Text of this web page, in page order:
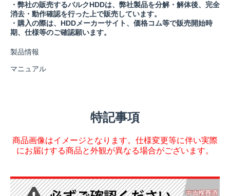
・弊社の販売するバルクHDDは、弊社製品を分解・解体後、完全
消去・動作確認を行った上で販売しています。
・購入の際は、HDDメーカーサイト、価格コム等で販売開始時
期、仕様等のご確認願います。
製品情報
マニュアル
特記事項
商品画像はイメージとなります。仕様変更等に伴い実際
にお届けする商品と外観が異なる場合がございます。